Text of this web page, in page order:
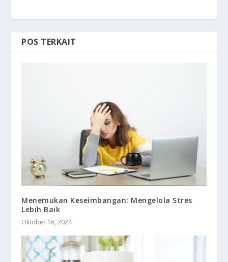
POS TERKAIT
Menemukan Keseimbangan: Mengelola Stres
Lebih Baik
Oktober 16, 2024